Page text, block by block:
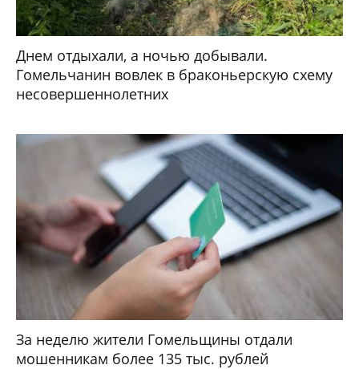
Днем отдыхали, а ночью добывали.
Гомельчанин вовлек в браконьерскую схему
несовершеннолетних
За неделю жители Гомельщины отдали
мошенникам более 135 тыс. рублей